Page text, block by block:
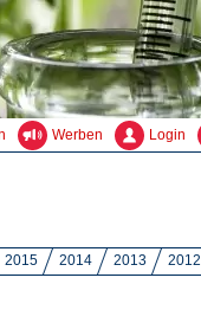
Werben Login
2015 2014 2013 2012